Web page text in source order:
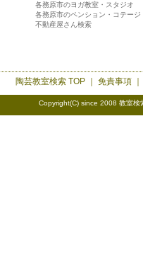
各務原市のヨガ教室・スタジオ
各務原市のペンション・コテージ
不動産屋さん検索
陶芸教室検索TOP ｜ 免責事項
Copyright(C) since 2008 教室検